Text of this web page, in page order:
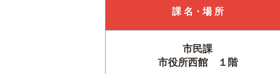
課 名・場 所
市民課
市役所西館 １階